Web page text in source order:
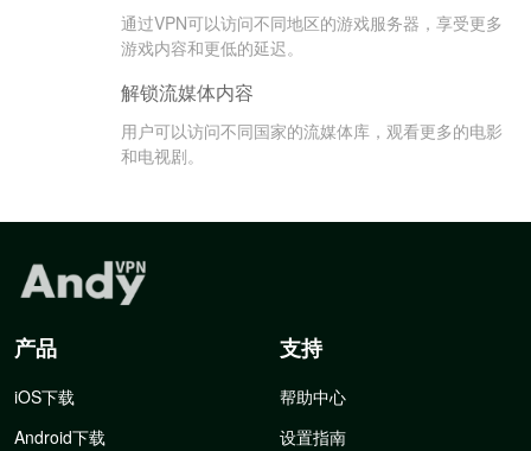
通过VPN可以访问不同地区的游戏服务器，享受更多
游戏内容和更低的延迟。
解锁流媒体内容
用户可以访问不同国家的流媒体库，观看更多的电影
和电视剧。
产品
iOS下载
Android下载
支持
帮助中心
设置指南